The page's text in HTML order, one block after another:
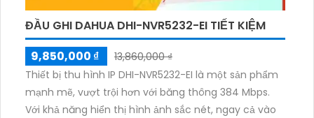
ĐẦU GHI DAHUA DHI-NVR5232-EI TIẾT KIỆM
9,850,000 ₫
13,860,000 ₫
Thiết bị thu hình IP DHI-NVR5232-EI là một sản phẩm
mạnh mẽ, vượt trội hơn với băng thông 384 Mbps.
Với khả năng hiển thị hình ảnh sắc nét, ngay cả vào